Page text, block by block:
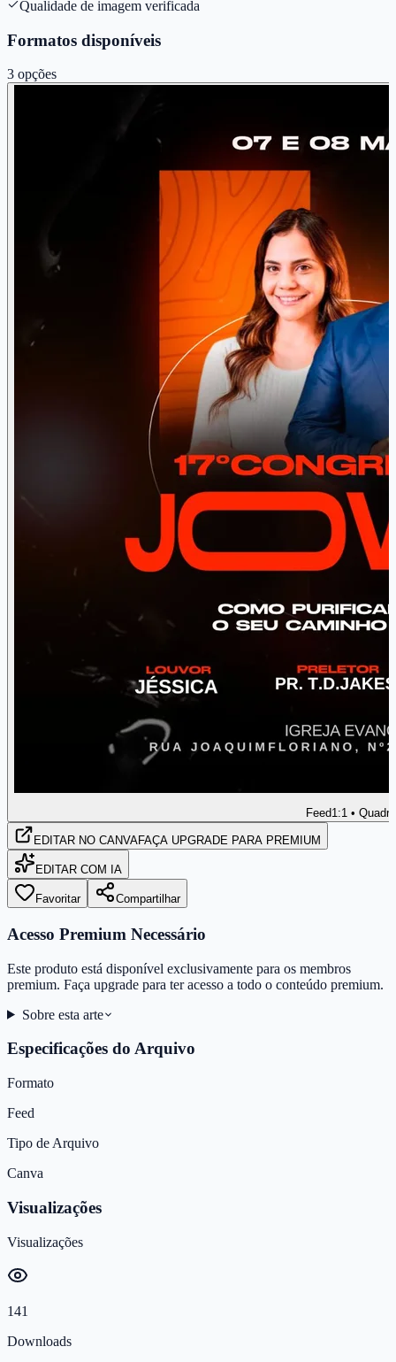
Qualidade de imagem verificada
Formatos disponíveis
3 opções
Feed1:1 •
EDITAR NO CANVAFAÇA UPGRADE PARA PREMIUM
EDITAR COM IA
Favoritar Compartilhar
Acesso Premium Necessário
Este produto está disponível exclusivamente para os membros
premium. Faça upgrade para ter acesso a todo o conteúdo premium.
Sobre esta arte
Especificações do Arquivo
Formato
Feed
Tipo de Arquivo
Canva
Visualizações
Visualizações
141
Downloads